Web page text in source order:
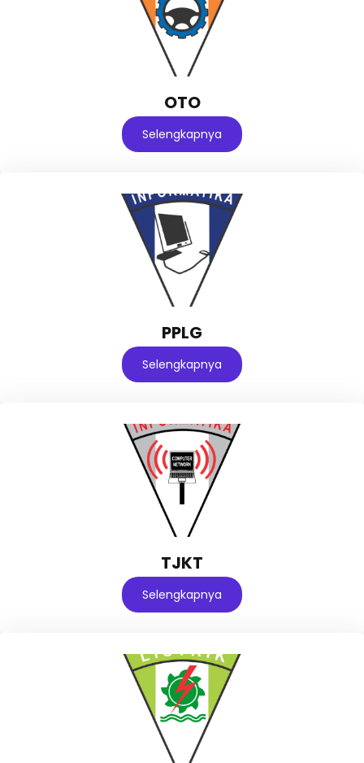
OTO
Selengkapnya
PPLG
Selengkapnya
TJKT
Selengkapnya